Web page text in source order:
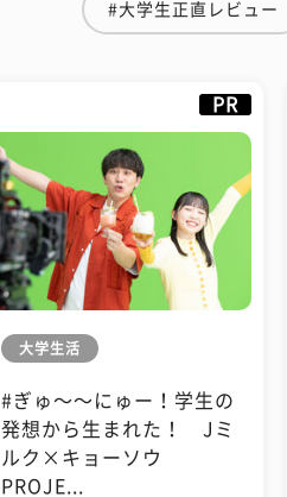
#大学生正直レビュー
PR
大学生活
#ぎゅ〜〜にゅー！学生の
発想から生まれた！ Jミ
ルク×キョーソウ
PROJE...